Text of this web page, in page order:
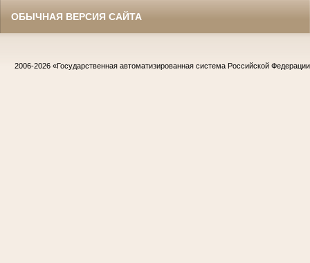
ОБЫЧНАЯ ВЕРСИЯ САЙТА
2006-2026 «Государственная автоматизированная система Российской